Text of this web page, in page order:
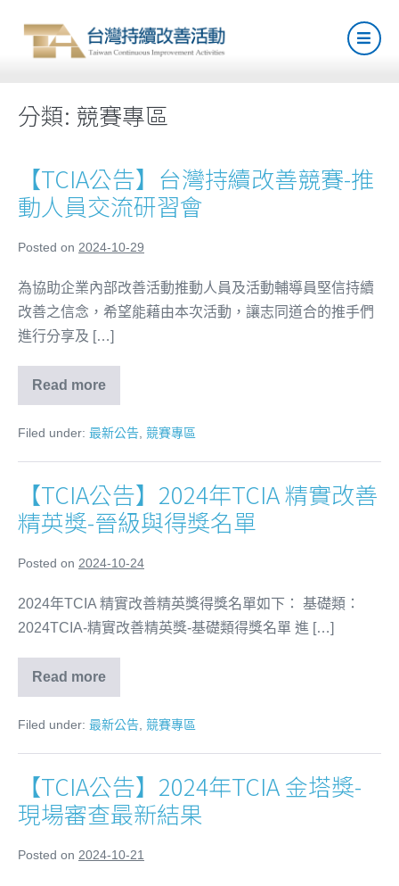
分類: 競賽專區
【TCIA公告】台灣持續改善競賽-推
動人員交流研習會
Posted on 2024-10-29
為協助企業內部改善活動推動人員及活動輔導員堅信持續
改善之信念，希望能藉由本次活動，讓志同道合的推手們
進行分享及 […]
Read more
Filed under: 最新公告, 競賽專區
【TCIA公告】2024年TCIA 精實改善
精英獎-晉級與得獎名單
Posted on 2024-10-24
2024年TCIA 精實改善精英獎得獎名單如下： 基礎類：
2024TCIA-精實改善精英獎-基礎類得獎名單 進 […]
Read more
Filed under: 最新公告, 競賽專區
【TCIA公告】2024年TCIA 金塔獎-
現場審查最新結果
Posted on 2024-10-21